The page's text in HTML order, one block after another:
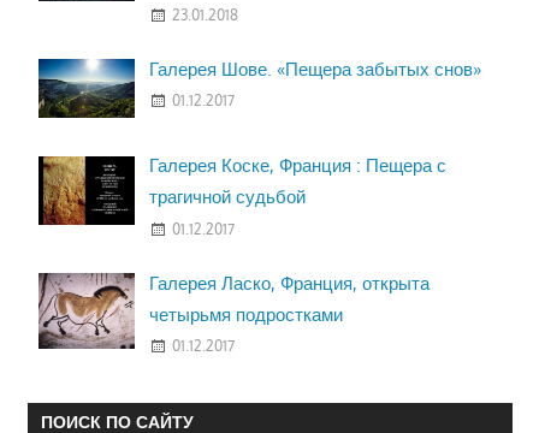
23.01.2018
Галерея Шове. «Пещера забытых снов»
01.12.2017
Галерея Коске, Франция : Пещера с
трагичной судьбой
01.12.2017
Галерея Ласко, Франция, открыта
четырьмя подростками
01.12.2017
ПОИСК ПО САЙТУ